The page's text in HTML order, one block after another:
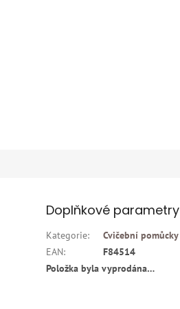
Doplňkové parametry
Kategorie:
Cvičební
EAN:
F84514
Položka byla vyprodána…